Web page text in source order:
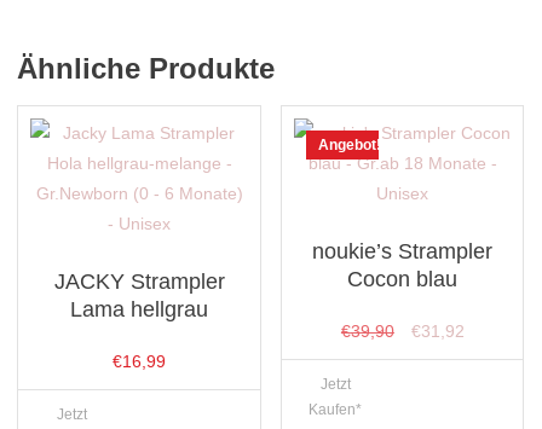
Ähnliche Produkte
JACKY Strampler
Lama hellgrau
€16,99
Jetzt
Angebot!
noukie’s Strampler
Cocon blau
€39,90
Ursprünglicher
Preis
€31,92Aktueller
Preis
Jetzt
Kaufen*